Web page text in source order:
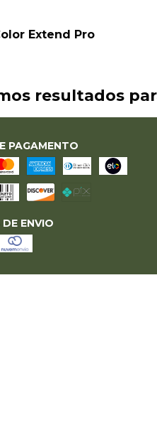
Extend Pro
resultados
PAGAMENTO
ENVIO